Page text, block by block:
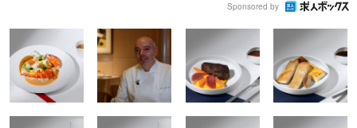
Sponsored by